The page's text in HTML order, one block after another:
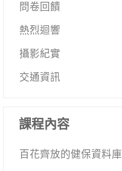
問卷回饋
熱烈迴響
攝影紀實
交通資訊
課程內容
百花齊放的健保資料庫